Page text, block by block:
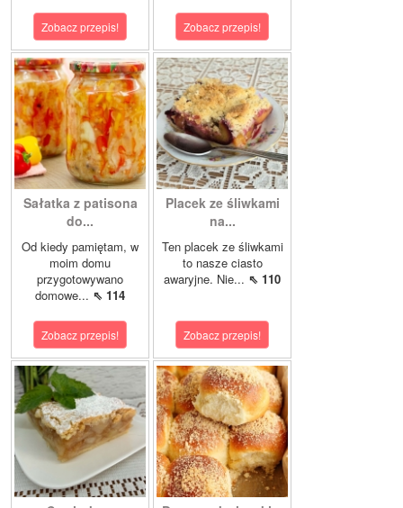
Zobacz przepis! Zobacz przepis!
Sałatka z patisona
do...
Od kiedy pamiętam, w
moim domu
przygotowywano
domowe... ⇖ 114
Zobacz przepis!
Placek ze śliwkami
na...
Ten placek ze śliwkami
to nasze ciasto
awaryjne. Nie... ⇖ 110
Zobacz przepis!